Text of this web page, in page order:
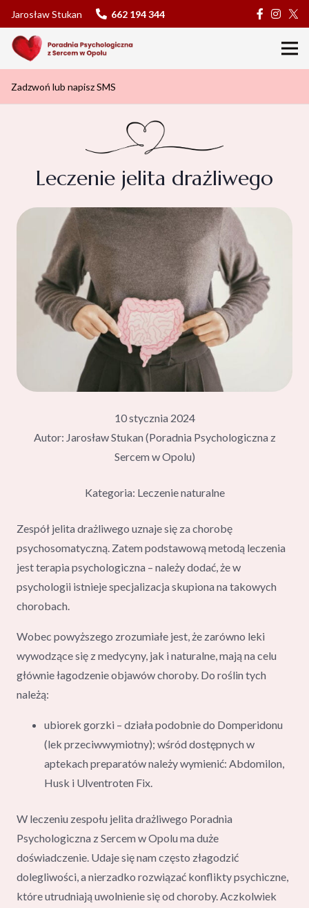
Jarosław Stukan 662 194 344
Zadzwoń lub napisz SMS
Leczenie jelita drażliwego
10 stycznia 2024
Autor: Jarosław Stukan (Poradnia Psychologiczna z
Sercem w Opolu)
Kategoria: Leczenie naturalne
Zespół jelita drażliwego uznaje się za chorobę
psychosomatyczną. Zatem podstawową metodą leczenia
jest terapia psychologiczna – należy dodać, że w
psychologii istnieje specjalizacja skupiona na takowych
chorobach.
Wobec powyższego zrozumiałe jest, że zarówno leki
wywodzące się z medycyny, jak i naturalne, mają na celu
głównie łagodzenie objawów choroby. Do roślin tych
należą:
ubiorek gorzki – działa podobnie do Domperidonu
(lek przeciwwymiotny); wśród dostępnych w
aptekach preparatów należy wymienić: Abdomilon,
Husk i Ulventroten Fix.
W leczeniu zespołu jelita drażliwego Poradnia
Psychologiczna z Sercem w Opolu ma duże
doświadczenie. Udaje się nam często złagodzić
dolegliwości, a nierzadko rozwiązać konflikty psychiczne,
które utrudniają uwolnienie się od choroby. Aczkolwiek